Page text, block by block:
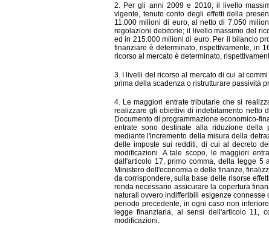
2. Per gli anni 2009 e 2010, il livello
vigente, tenuto conto degli effetti della
11.000 milioni di euro, al netto di 7.050
regolazioni debitorie; il livello massimo del
ed in 215.000 milioni di euro. Per il bilancio
finanziare è determinato, rispettivamente, in
ricorso al mercato è determinato,
3. I livelli del ricorso al mercato di cui ai
prima della scadenza o ristrutturare passività
4. Le maggiori entrate tributarie che si
realizzare gli obiettivi di indebitamento netto
Documento di programmazione economico-
entrate sono destinate alla riduzione della
mediante l'incremento della misura della
delle imposte sui redditi, di cui al decreto
modificazioni. A tale scopo, le maggiori
dall'articolo 17, primo comma, della legge 5
Ministero dell'economia e delle finanze,
da corrispondere, sulla base delle risorse
renda necessario assicurare la copertura
naturali ovvero indifferibili esigenze connesse
periodo precedente, in ogni caso non
legge finanziaria, ai sensi dell'articolo 11,
modificazioni.